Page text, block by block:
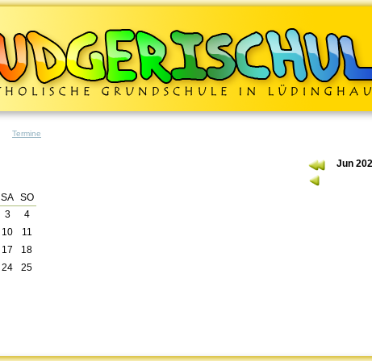
Termine
Jun
SA SO
3
4
10
11
17
18
24
25